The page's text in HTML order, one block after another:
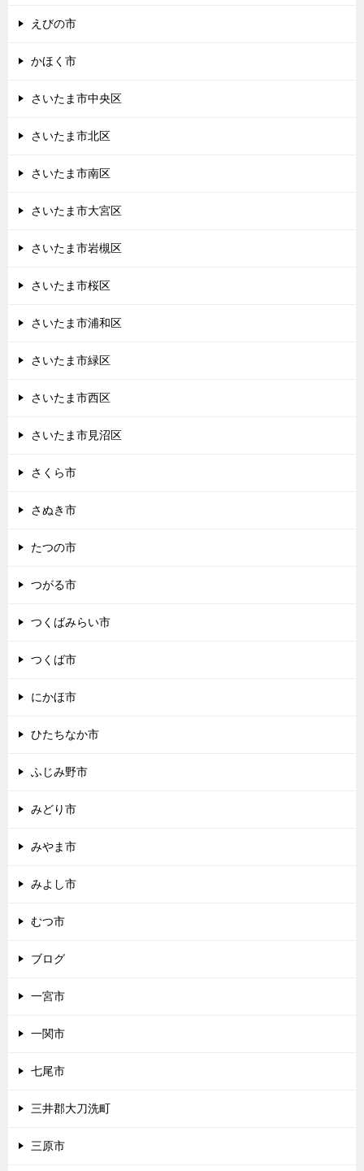
えびの市
かほく市
さいたま市中央区
さいたま市北区
さいたま市南区
さいたま市大宮区
さいたま市岩槻区
さいたま市桜区
さいたま市浦和区
さいたま市緑区
さいたま市西区
さいたま市見沼区
さくら市
さぬき市
たつの市
つがる市
つくばみらい市
つくば市
にかほ市
ひたちなか市
ふじみ野市
みどり市
みやま市
みよし市
むつ市
ブログ
一宮市
一関市
七尾市
三井郡大刀洗町
三原市